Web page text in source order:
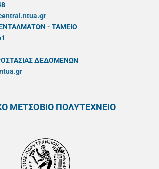
- ΤΑΜΕΙΟ
ΔΕΔΟΜΕΝΩΝ
ΜΕΤΣΟΒΙΟ ΠΟΛΥΤΕΧΝΕΙΟ